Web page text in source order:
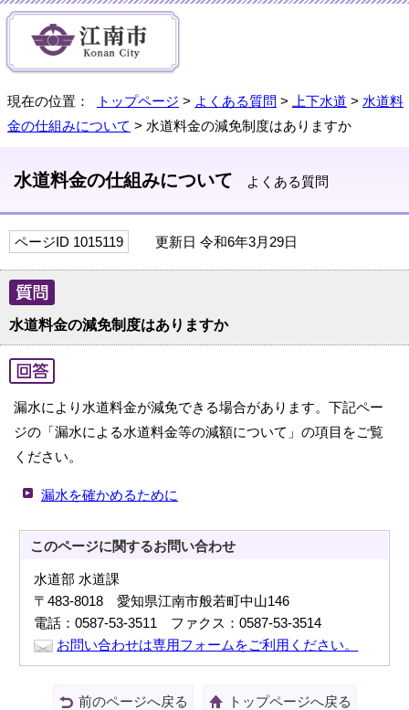
現在の位置： トップページ > よくある質問 > 上下水道 > 水道料
金の仕組みについて > 水道料金の減免制度はありますか
水道料金の仕組みについて よくある質問
ページID 1015119 更新日 令和6年3月29日
水道料金の減免制度はありますか
漏水により水道料金が減免できる場合があります。下記ペー
ジの「漏水による水道料金等の減額について」の項目をご覧
ください。
漏水を確かめるために
このページに関するお問い合わせ
水道部 水道課
〒483-8018 愛知県江南市般若町中山146
電話：0587-53-3511 ファクス：0587-53-3514
お問い合わせは専用フォームをご利用ください。
前のページへ戻る トップページへ戻る